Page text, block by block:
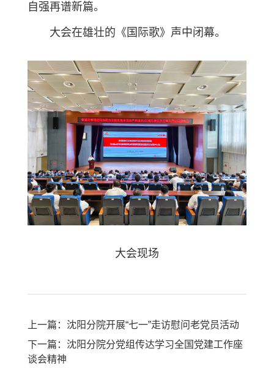
自强再谱新篇。
大会在雄壮的《国际歌》声中闭幕。
大会现场
上一篇：沈阳分院开展“七一”走访慰问老党员活动
下一篇：沈阳分院分党组传达学习全国党建工作座
谈会精神